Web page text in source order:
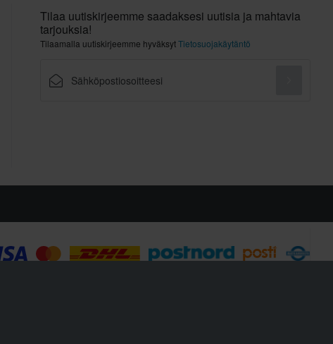
Tilaa uutiskirjeemme saadaksesi uutisia ja mahtavia
tarjouksia!
Tilaamalla uutiskirjeemme hyväksytTietosuojakäytäntö